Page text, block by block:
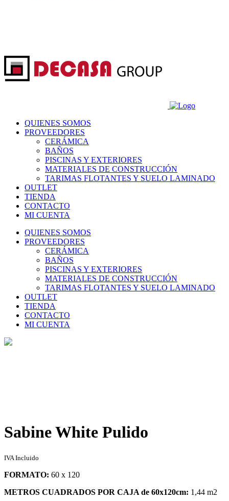
QUIENES SOMOS
PROVEEDORES
CERÁMICA
BAÑOS
PISCINAS Y EXTERIORES
MATERIALES DE CONSTRUCCIÓN
TARIMAS FLOTANTES Y SUELO LAMINADO
OUTLET
TIENDA
CONTACTO
MI CUENTA
QUIENES SOMOS
PROVEEDORES
CERÁMICA
BAÑOS
PISCINAS Y EXTERIORES
MATERIALES DE CONSTRUCCIÓN
TARIMAS FLOTANTES Y SUELO LAMINADO
OUTLET
TIENDA
CONTACTO
MI CUENTA
Sabine White Pulido
IVA Incluido
FORMATO: 60 x 120
METROS CUADRADOS POR CAJA de 60x120cm: 1,44 m2